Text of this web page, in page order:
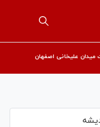
میدان علیخانی اصفهان